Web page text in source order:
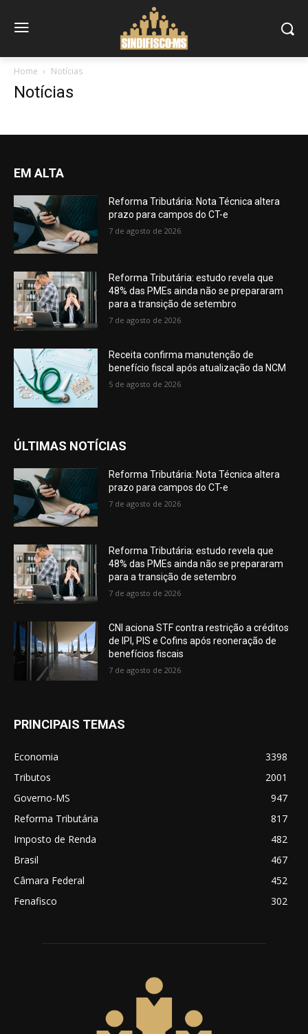
Home Notícias
Notícias
EM ALTA
Reforma Tributária: Nota Técnica altera
prazo para campos do CT-e
7 de agosto de 2026
Reforma Tributária: estudo revela que
48% das PMEs ainda não se prepararam
para a transição de setembro
7 de agosto de 2026
Receita confirma manutenção de
benefício fiscal após atualização da NCM
5 de agosto de 2026
ÚLTIMAS NOTÍCIAS
Reforma Tributária: Nota Técnica altera
prazo para campos do CT-e
7 de agosto de 2026
Reforma Tributária: estudo revela que
48% das PMEs ainda não se prepararam
para a transição de setembro
7 de agosto de 2026
CNI aciona STF contra restrição a créditos
de IPI, PIS e Cofins após reoneração de
benefícios fiscais
7 de agosto de 2026
PRINCIPAIS TEMAS
Economia
3398
Tributos
2001
Governo-MS
947
Reforma Tributária
817
Imposto de Renda
482
Brasil
467
Câmara Federal
452
Fenafisco
302